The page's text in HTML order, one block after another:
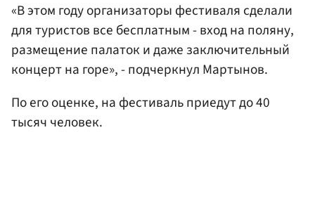
«В этом году организаторы фестиваля сделали
для туристов все бесплатным - вход на поляну,
размещение палаток и даже заключительный
концерт на горе», - подчеркнул Мартынов.
По его оценке, на фестиваль приедут до 40
тысяч человек.